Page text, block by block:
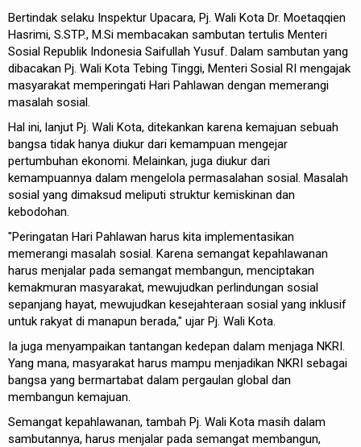
Bertindak selaku Inspektur Upacara, Pj. Wali Kota Dr. Moetaqqien
Hasrimi, S.STP., M.Si membacakan sambutan tertulis Menteri
Sosial Republik Indonesia Saifullah Yusuf. Dalam sambutan yang
dibacakan Pj. Wali Kota Tebing Tinggi, Menteri Sosial RI mengajak
masyarakat memperingati Hari Pahlawan dengan memerangi
masalah sosial.
Hal ini, lanjut Pj. Wali Kota, ditekankan karena kemajuan sebuah
bangsa tidak hanya diukur dari kemampuan mengejar
pertumbuhan ekonomi. Melainkan, juga diukur dari
kemampuannya dalam mengelola permasalahan sosial. Masalah
sosial yang dimaksud meliputi struktur kemiskinan dan
kebodohan.
"Peringatan Hari Pahlawan harus kita implementasikan
memerangi masalah sosial. Karena semangat kepahlawanan
harus menjalar pada semangat membangun, menciptakan
kemakmuran masyarakat, mewujudkan perlindungan sosial
sepanjang hayat, mewujudkan kesejahteraan sosial yang inklusif
untuk rakyat di manapun berada," ujar Pj. Wali Kota.
Ia juga menyampaikan tantangan kedepan dalam menjaga NKRI.
Yang mana, masyarakat harus mampu menjadikan NKRI sebagai
bangsa yang bermartabat dalam pergaulan global dan
membangun kemajuan.
Semangat kepahlawanan, tambah Pj. Wali Kota masih dalam
sambutannya, harus menjalar pada semangat membangun,